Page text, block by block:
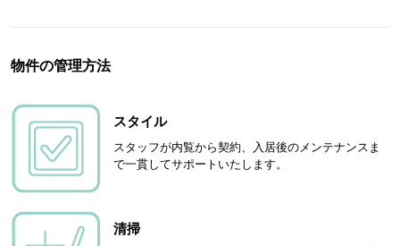
物件の管理方法
スタイル
スタッフが内覧から契約、入居後のメンテナンスま
で一貫してサポートいたします。
清掃